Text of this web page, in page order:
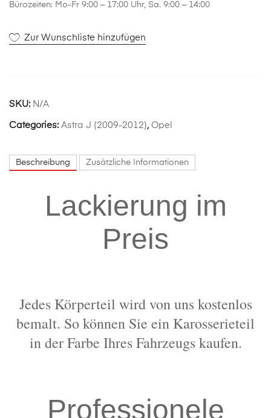
Bürozeiten: Mo-Fr 9:00 – 17:00 Uhr, Sa. 9:00 – 14:00
Zur Wunschliste hinzufügen
SKU: N/A
Categories: Astra J (2009-2012), Opel
Beschreibung Zusätzliche Informationen
Lackierung im
Preis
Jedes Körperteil wird von uns kostenlos
bemalt. So können Sie ein Karosserieteil
in der Farbe Ihres Fahrzeugs kaufen.
Professionele